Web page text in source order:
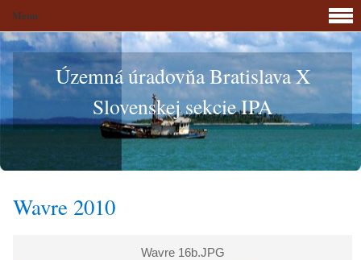
Územná úradovňa Bratislava X
Slovenskej sekcie IPA
Wavre 2010
Wavre 16b.JPG
Menu